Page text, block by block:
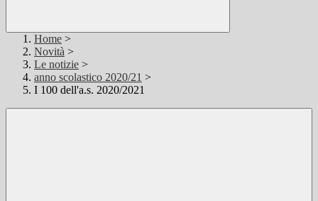
Home >
Novità >
Le notizie >
anno scolastico 2020/21 >
I 100 dell'a.s. 2020/2021